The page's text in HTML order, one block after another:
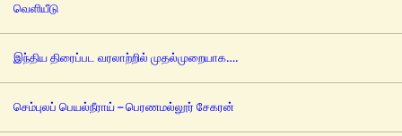
வெளியீடு
இந்திய திரைப்பட வரலாற்றில் முதல்முறையாக….
செம்புலப் பெயல்நீராய் – பெரணமல்லூர் சேகரன்